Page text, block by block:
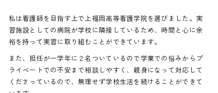
私は看護師を目指す上で上福岡高等看護学院を選びました。実
習施設としての病院が学校に隣接しているため、時間と心に余
裕を持って実習に取り組むことができています。
また、担任が一学年に２名ついているので学業での悩みからプ
ライベートでの不安まで相談しやすく、親身になって対応して
くださっているので、無理せず学校生活を続けることができて